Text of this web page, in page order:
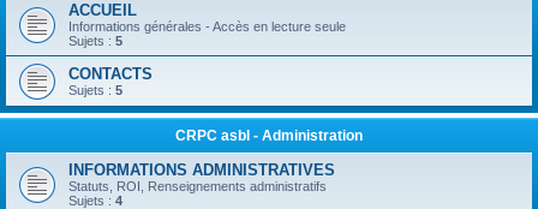
ACCUEIL
Informations générales - Accès en lecture seule
Sujets : 5
CONTACTS
Sujets : 5
CRPC asbl - Administration
INFORMATIONS ADMINISTRATIVES
Statuts, ROI, Renseignements administratifs
Sujets : 4